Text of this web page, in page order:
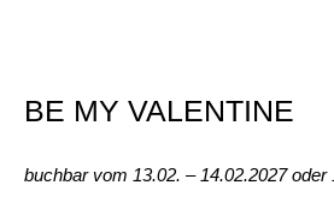
BE MY VALENTINE
buchbar vom 13.02. – 14.02.2027 oder